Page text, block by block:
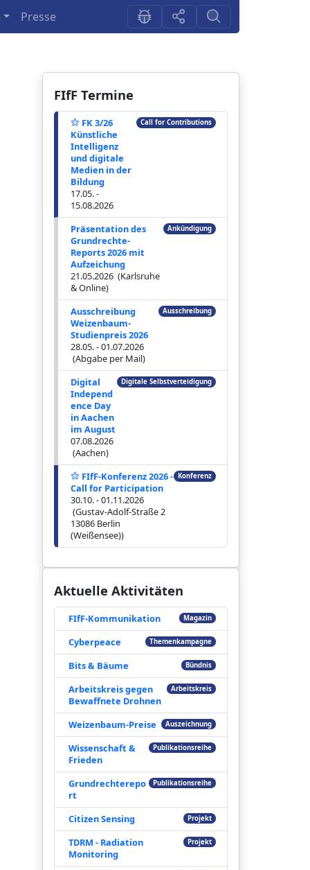
Presse
FIfF Termine
FK 3/26
Künstliche
Intelligenz
und digitale
Medien in der
Bildung
17.05. -
15.08.2026
Call for Contributions
Präsentation des
Grundrechte-
Reports 2026 mit
Aufzeichung
21.05.2026 (Karlsruhe
& Online)
Ankündigung
Ausschreibung
Weizenbaum-
Studienpreis 2026
28.05. - 01.07.2026
(Abgabe per Mail)
Ausschreibung
Digital
Independ
ence Day
in Aachen
im August
07.08.2026
(Aachen)
Digitale Selbstverteidigung
FIfF-Konferenz 2026 -
Call for Participation
30.10. - 01.11.2026
(Gustav-Adolf-Straße 2
13086 Berlin
(Weißensee))
Konferenz
Aktuelle Aktivitäten
FIfF-Kommunikation Magazin
Cyberpeace Themenkampagne
Bits & Bäume Bündnis
Arbeitskreis gegen
Bewaffnete Drohnen
Arbeitskreis
Weizenbaum-Preise Auszeichnung
Wissenschaft &
Frieden
Publikationsreihe
Grundrechterepo
rt
Publikationsreihe
Citizen Sensing Projekt
TDRM - Radiation
Monitoring
Projekt